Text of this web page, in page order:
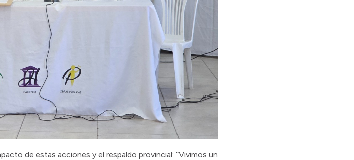
de estas acciones y el respaldo provincial: “Vivimos un